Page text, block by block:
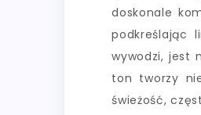
doskonale
podkreślając
wywodzi, jest
ton tworzy
świeżość,